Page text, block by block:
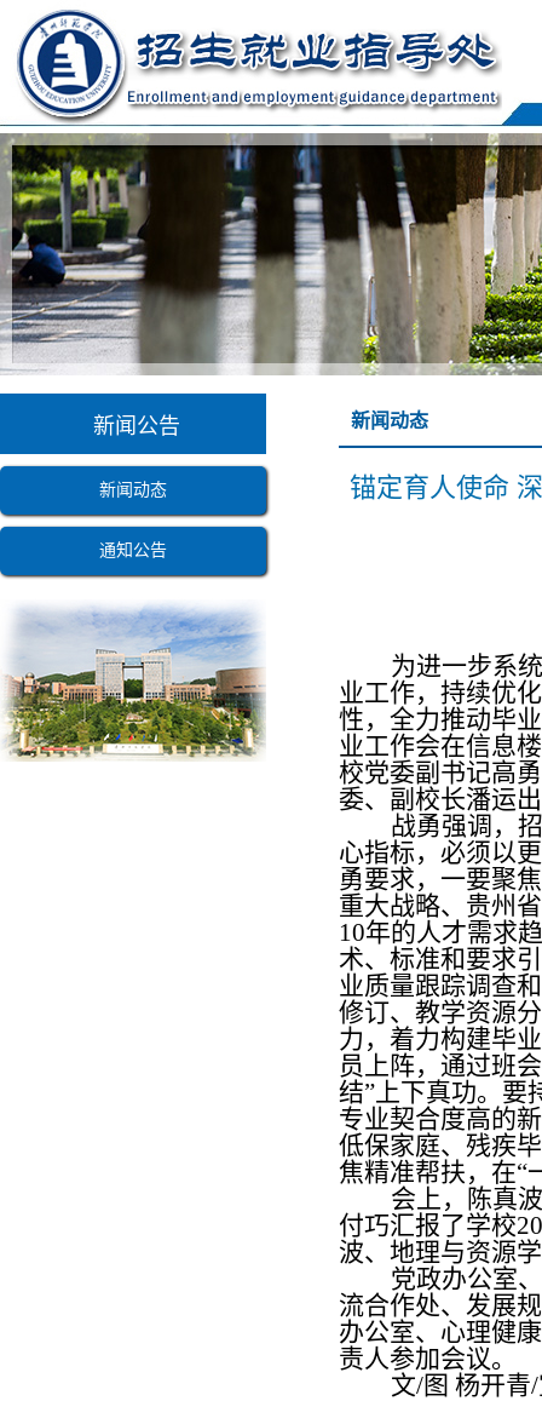
新闻公告
新闻动态
通知公告
新闻动态
锚定育人使命
为进一步系
业工作，持续优
性，全力推动毕
业工作会在信息
校党委副书记高
委、副校长潘运
战勇强调，
心指标，必须以
勇要求，一要聚
重大战略、贵州省
10年的人才需求
术、标准和要求
业质量跟踪调查
修订、教学资源
力，着力构建毕
员上阵，通过班
结”上下真功。要
专业契合度高的
低保家庭、残疾
焦精准帮扶，在“
会上，陈真
付巧汇报了学校
波、地理与资源
党政办公室
流合作处、发展
办公室、心理健
责人参加会议。
文/图 杨开